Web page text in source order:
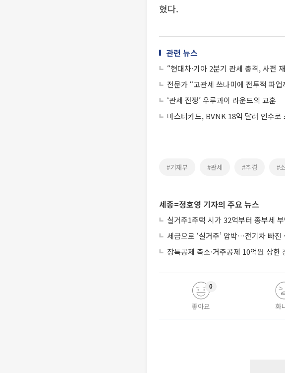
혔다.
관련 뉴스
“현대차·기아 2분기 관세 충격, 사전
전문가 “고관세 쓰나미에 전투적 파
‘관세 전쟁’ 우루과이 라운드의 교훈
마스터카드, BVNK 18억 달러 인수로
#기재부 #관세 #추경 #
세종=정호영 기자의 주요 뉴스
실거주1주택 시가 32억부터 종부세
세금으로 ‘실거주’ 압박…전기차 빠진
장특공제 축소·거주공제 10억원 상
좋아요
0
화